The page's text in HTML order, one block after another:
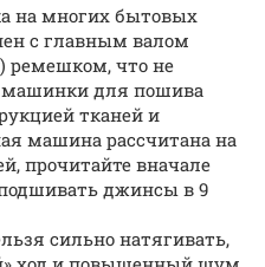
на многих бытовых
с главным валом
что не
машинки для пошива
тканей и
машина рассчитана на
прочитайте вначале
джинсы в 9
сильно натягивать,